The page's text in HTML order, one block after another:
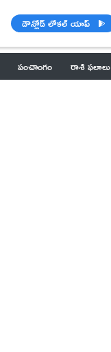
డౌన్లోడ్ లోకల్ యాప్
పంచాంగం రాశి ఫలాలు